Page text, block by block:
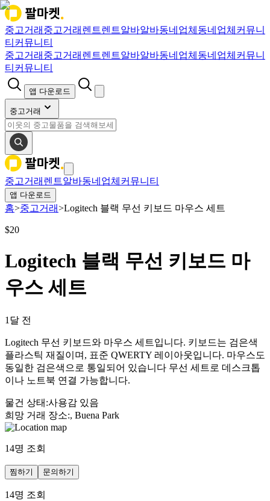
중고거래 중고거래 렌트렌트알바알바동네업체 동네업체 커뮤니
티 커뮤니티
중고거래 중고거래 렌트렌트알바알바동네업체 동네업체 커뮤니
티 커뮤니티
앱 다운로드
중고거래
중고거래 렌트알바동네업체 커뮤니티
앱 다운로드
홈>중고거래>Logitech 블랙 무선 키보드 마우스 세트
$20
Logitech 블랙 무선 키보드 마
우스 세트
1달 전
Logitech 무선 키보드와 마우스 세트입니다. 키보드는 검은색
플라스틱 재질이며, 표준 QWERTY 레이아웃입니다. 마우스도
동일한 검은색으로 통일되어 있습니다 무선 세트로 데스크톱
이나 노트북 연결 가능합니다.
물건 상태 :사용감 있음
희망 거래 장소:, Buena Park
14명 조회
찜하기 문의하기
14명 조회